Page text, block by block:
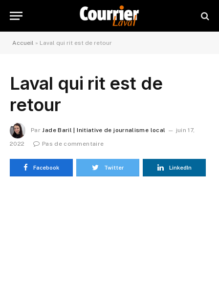
Accueil » Laval qui rit est de retour
Laval qui rit est de
retour
Par Jade Baril | Initiative de journalisme local
juin 17,
2022
Pas de commentaire
Facebook Twitter LinkedIn